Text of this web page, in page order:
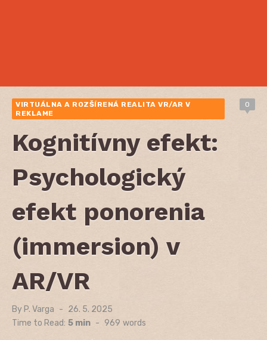
VIRTUÁLNA A ROZŠÍRENÁ REALITA VR/AR V
REKLAME
0
Kognitívny efekt:
Psychologický
efekt ponorenia
(immersion) v
AR/VR
By P. Varga
Posted
on
26. 5. 2025
Time to Read: 5 min - 969 words